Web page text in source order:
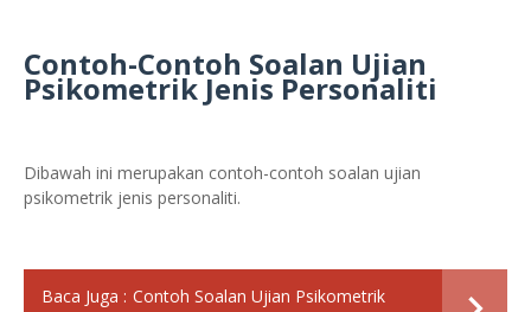
Contoh-Contoh Soalan Ujian
Psikometrik Jenis Personaliti
Dibawah ini merupakan contoh-contoh soalan ujian
psikometrik jenis personaliti.
Baca Juga : Contoh Soalan Ujian Psikometrik